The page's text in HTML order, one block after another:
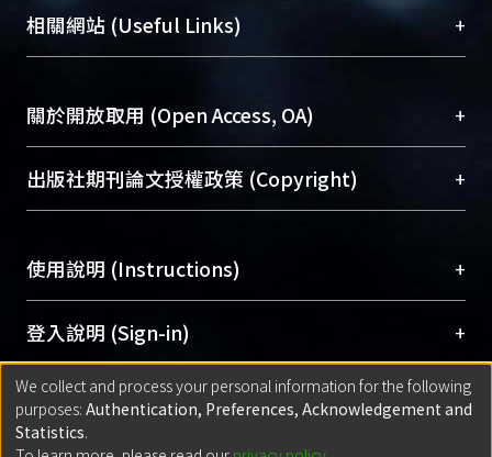
機構典藏（NTUR）與學術庫（AH）不同功能平
台，成為臺大學術典藏NTU scholars。期能整合研
成果。
To permanently archive and promote researcher
profiles and scholarly works, Library integrates the
services of “NTU Repository” with “Academic
總館學科館員(Main Library)
醫學圖書館學科館員(Medical Library)
Sciences Library)
相關網站 (Useful Links) +
關於開放取用 (Open Access, OA) +
開放取用是從使用者角度提升資訊取用性的社會運
動，應用在學術研究上是透過將研究著作公開供使
用逐年攀升。同時可加速研究發展、提升研究影響
Archive）平台。 （點選深入了解OA）
出版社期刊論文授權政策 (Copyright) +
含部分內容的版權非匯入者所有，或由第三方贊
助與合作完成，請確認該版權所有者及第三方同
意提供此授權。
Please represent that the submission is your
original work, and that you have the right to
grant the rights to upload.
使用說明 (Instructions) +
網站簡介(Quickstart Guide)
使用手冊(Instruction Manual)
線上預約服務(Booking Service)
登入說明 (Sign-in) +
方案一：臺灣大學計算機中心帳號登入
(With C&INC Email Account)
匯入著作 (Submission) +
We collect and process your personal information for the following
purposes: Authentication, Preferences, Acknowledgement and
Statistics.